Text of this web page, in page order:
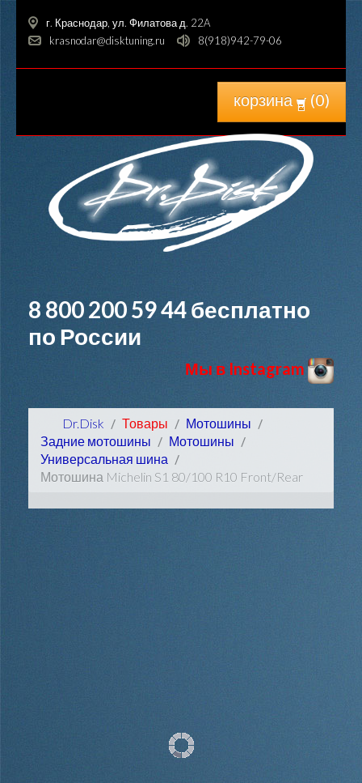
г. Краснодар, ул. Филатова д. 22A
krasnodar@disktuning.ru
8(918)942-79-06
корзина (0)
8 800 200 59 44бесплатно
по России
Мы в Instagram
Dr.Disk Товары
Мотошины
Задние мотошины
Мотошины
Универсальная шина
Мотошина Michelin S1 80/100 R10 Front/Rear